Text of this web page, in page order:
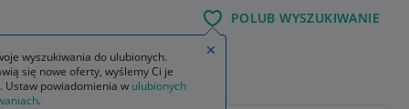
POLUB WYSZUKIWANIE
wyszukiwania do ulubionych.
się nowe oferty, wyślemy Ci je
Ustaw powiadomienia w ulubionych
.
Zamknij wskazówkę